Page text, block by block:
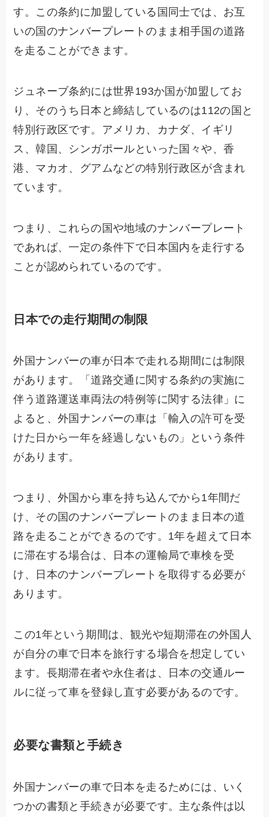
す。この条約に加盟している国同士では、お互
いの国のナンバープレートのまま相手国の道路
を走ることができます。
ジュネーブ条約には世界193か国が加盟してお
り、そのうち日本と締結しているのは112の国と
特別行政区です。アメリカ、カナダ、イギリ
ス、韓国、シンガポールといった国々や、香
港、マカオ、グアムなどの特別行政区が含まれ
ています。
つまり、これらの国や地域のナンバープレート
であれば、一定の条件下で日本国内を走行する
ことが認められているのです。
日本での走行期間の制限
外国ナンバーの車が日本で走れる期間には制限
があります。「道路交通に関する条約の実施に
伴う道路運送車両法の特例等に関する法律」に
よると、外国ナンバーの車は「輸入の許可を受
けた日から一年を経過しないもの」という条件
があります。
つまり、外国から車を持ち込んでから1年間だ
け、その国のナンバープレートのまま日本の道
路を走ることができるのです。1年を超えて日本
に滞在する場合は、日本の運輸局で車検を受
け、日本のナンバープレートを取得する必要が
あります。
この1年という期間は、観光や短期滞在の外国人
が自分の車で日本を旅行する場合を想定してい
ます。長期滞在者や永住者は、日本の交通ルー
ルに従って車を登録し直す必要があるのです。
必要な書類と手続き
外国ナンバーの車で日本を走るためには、いく
つかの書類と手続きが必要です。主な条件は以